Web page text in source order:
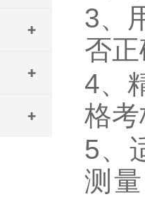
3、
否
4、
格
5、
测